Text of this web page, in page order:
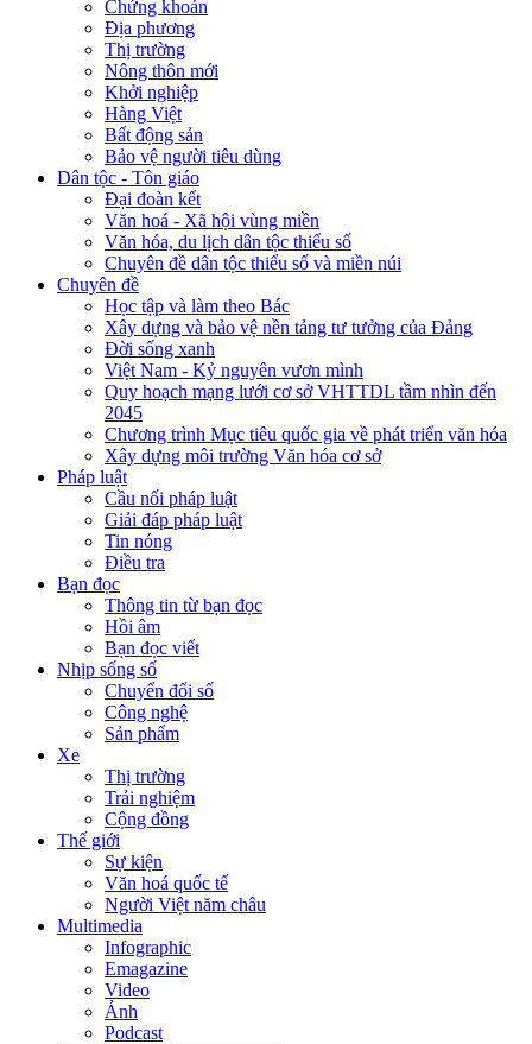
Chứng khoán
Địa phương
Thị trường
Nông thôn mới
Khởi nghiệp
Hàng Việt
Bất động sản
Bảo vệ người tiêu dùng
Dân tộc - Tôn giáo
Đại đoàn kết
Văn hoá - Xã hội vùng miền
Văn hóa, du lịch dân tộc thiểu số
Chuyên đề dân tộc thiểu số và miền núi
Chuyên đề
Học tập và làm theo Bác
Xây dựng và bảo vệ nền tảng tư tưởng của Đảng
Đời sống xanh
Việt Nam - Kỷ nguyên vươn mình
Quy hoạch mạng lưới cơ sở VHTTDL tầm nhìn đến
2045
Chương trình Mục tiêu quốc gia về phát triển văn hóa
Xây dựng môi trường Văn hóa cơ sở
Pháp luật
Cầu nối pháp luật
Giải đáp pháp luật
Tin nóng
Điều tra
Bạn đọc
Thông tin từ bạn đọc
Hồi âm
Bạn đọc viết
Nhịp sống số
Chuyển đổi số
Công nghệ
Sản phẩm
Xe
Thị trường
Trải nghiệm
Cộng đồng
Thế giới
Sự kiện
Văn hoá quốc tế
Người Việt năm châu
Multimedia
Infographic
Emagazine
Video
Ảnh
Podcast